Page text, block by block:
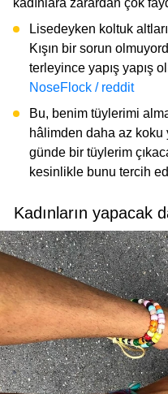
kadınlara zarardan çok
Lisedeyken koltuk
Kışın bir sorun
terleyince yapış yapış
NoseFlock / reddit
Bu, benim tüylerimi
hâlimden daha az koku
günde bir tüylerim
kesinlikle bunu tercih
Kadınların yapacak